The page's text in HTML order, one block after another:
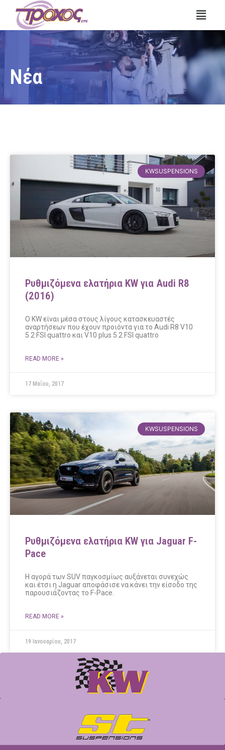
Νέα
KWSUSPENSIONS
Ρυθμιζόμενα ελατήρια KW για Audi R8
(2016)
O KW είναι μέσα στους λίγους κατασκευαστές
αναρτήσεων που έχουν προιόντα για το Audi R8 V10
5.2 FSI quattro και V10 plus 5.2 FSI quattro
READ MORE »
17 Μαΐου, 2017
KWSUSPENSIONS
Ρυθμιζόμενα ελατήρια KW για Jaguar F-
Pace
H αγορά των SUV παγκοσμίως αυξάνεται συνεχώς
και έτσι η Jaguar αποφάσισε να κάνει την είσοδο της
παρουσιάζοντας το F-Pace.
READ MORE »
19 Ιανουαρίου, 2017